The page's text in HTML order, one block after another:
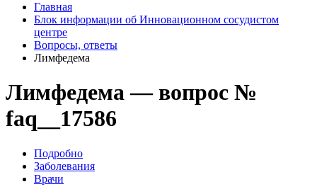
Главная
Блок информации об Инновационном сосудистом
центре
Вопросы, ответы
Лимфедема
Лимфедема — вопрос №
faq__17586
Подробно
Заболевания
Врачи